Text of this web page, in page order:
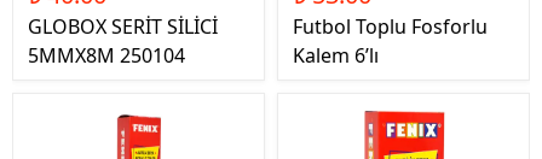
GLOBOX SERİT SİLİCİ
5MMX8M 250104
Futbol Toplu Fosforlu
Kalem 6’lı